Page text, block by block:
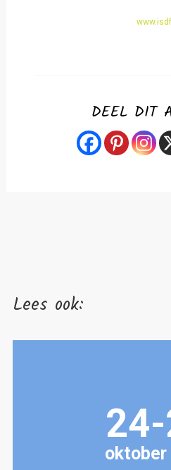
DEEL DIT
Lees ook:
oktober